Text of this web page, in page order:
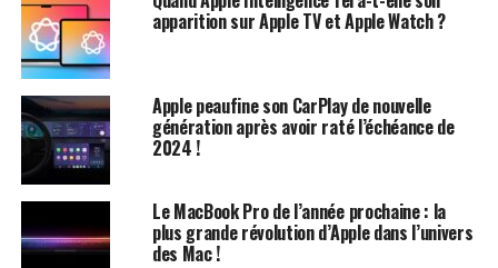
développés pour lui.⁣ Cependant, Gastineau a mentionné
que l’émulateur prend également en charge des titres
créés par des passionnés. Que ce soit pour revivre les‌
classiques ou découvrir des créations d’amateurs, il y a
de quoi s’amuser.
Améliorations par rapport à l’original
L’application ⁢corrige également ⁢le principal
⁢inconvénient du NVB. Les utilisateurs qui ont⁢ essayé la
apparition sur Apple TV et Apple Watch ?
Apple peaufine son CarPlay de nouvelle
génération après avoir raté l’échéance de
2024 !
Le MacBook Pro de l’année prochaine : la
plus grande révolution d’Apple dans l’univers
des Mac !